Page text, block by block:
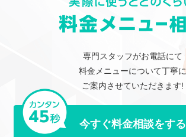
専門スタッフがお電話にて
料金メニューについて丁寧に
ご案内させていただきます!
今すぐ料金相談をする